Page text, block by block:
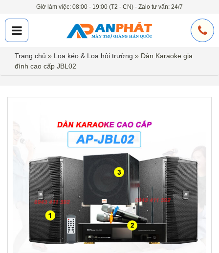
Giờ làm việc: 08:00 - 19:00 (T2 - CN) - Zalo tư vấn: 24/7
Trang chủ » Loa kéo & Loa hội trường » Dàn Karaoke gia
đình cao cấp JBL02